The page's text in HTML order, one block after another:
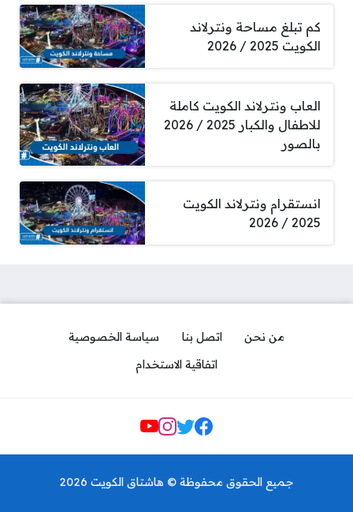
كم تبلغ مساحة ونترلاند
الكويت 2025 / 2026
العاب ونترلاند الكويت كاملة
للاطفال والكبار 2025 / 2026
بالصور
انستقرام ونترلاند الكويت
2025 / 2026
من نحن اتصل بنا
سياسة الخصوصية
اتفاقية الاستخدام
Social Links
جميع الحقوق محفوظة © هاشتاق الكويت 2026